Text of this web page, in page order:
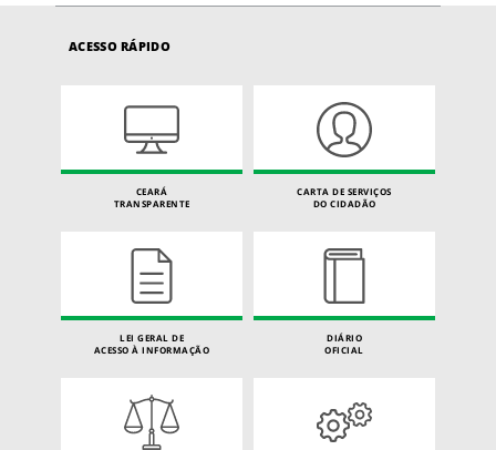
ACESSO RÁPIDO
CEARÁ
TRANSPARENTE
CARTA DE SERVIÇOS
DO CIDADÃO
LEI GERAL DE
ACESSO À INFORMAÇÃO
DIÁRIO
OFICIAL